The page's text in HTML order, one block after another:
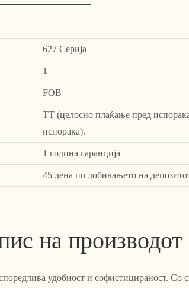
627 Серија
1
FOB
ТТ (целосно плаќање пред
испорака).
1 година гаранција
45 дена по добивањето на
на производот
удобност и софистицираност. Со